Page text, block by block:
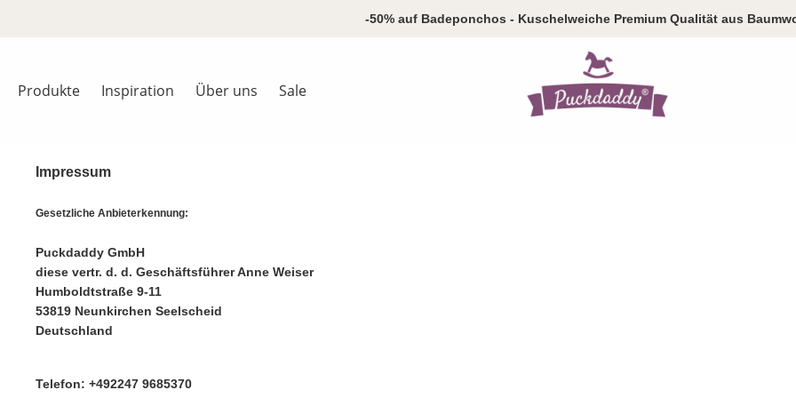
-50% auf Badeponchos - Kuschelweiche Premium Qualität aus
Produkte Inspiration Über uns Sale
Impressum
Gesetzliche Anbieterkennung:
Puckdaddy GmbH
diese vertr. d. d. Geschäftsführer Anne Weiser
Humboldtstraße 9-11
53819 Neunkirchen Seelscheid
Deutschland
Telefon: +492247 9685370